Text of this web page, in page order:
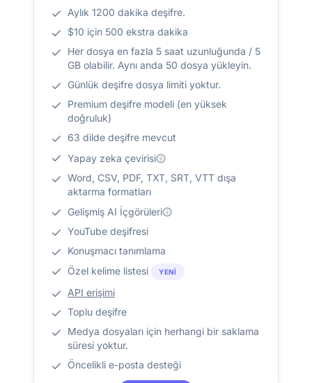
Aylık 1200 dakika deşifre.
$10 için 500 ekstra dakika
Her dosya en fazla 5 saat uzunluğunda / 5
GB olabilir. Aynı anda 50 dosya yükleyin.
Günlük deşifre dosya limiti yoktur.
Premium deşifre modeli (en yüksek
doğruluk)
63 dilde deşifre mevcut
Yapay zeka çevirisi
Word, CSV, PDF, TXT, SRT, VTT dışa
aktarma formatları
Gelişmiş AI İçgörüleri
YouTube deşifresi
Konuşmacı tanımlama
Özel kelime listesi
YENI
API erişimi
Toplu deşifre
Medya dosyaları için herhangi bir saklama
süresi yoktur.
Öncelikli e-posta desteği